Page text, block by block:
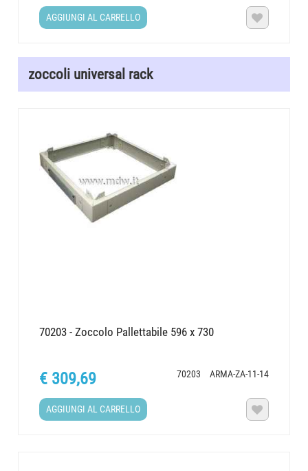
AGGIUNGI AL CARRELLO 
zoccoli universal rack
70203 - Zoccolo Pallettabile 596 x 730
70203 ARMA-ZA-11-14
€ 309,69
AGGIUNGI AL CARRELLO 